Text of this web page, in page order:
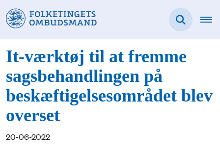
It-værktøj til at fremme
sagsbehandlingen på
beskæftigelsesområdet blev
overset
20-06-2022